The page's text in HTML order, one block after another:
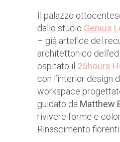
Il palazzo
dallo studio Genius
– già artefice del
architettonico
ospitato il 25hours
con l’interior design
workspace
guidato da Matthew
rivivere forme e
Rinascimento